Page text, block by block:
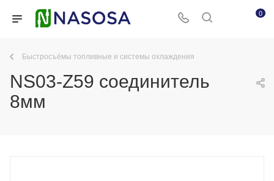
0
Быстросъёмы топливные и системы охлаждения
NS03-Z59 соединитель
8мм